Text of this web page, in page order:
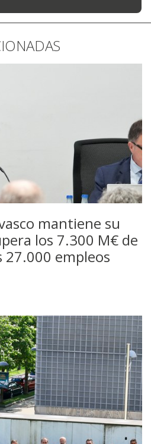
mantiene su
los 7.300 M€ de
empleos